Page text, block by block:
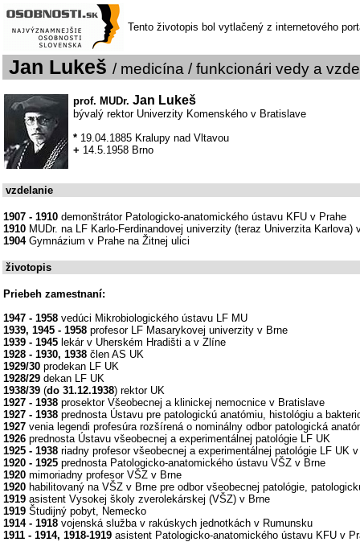
Tento životopis bol vytlačený z internetového
Jan Lukeš / medicína / funkcionári vedy a
prof. MUDr. Jan Lukeš
bývalý rektor Univerzity Komenského v Bratislave
* 19.04.1885 Kralupy nad Vltavou
+ 14.5.1958 Brno
vzdelanie
1907 - 1910 demonštrátor Patologicko-anatomického ústavu KFU v Prahe
1910 MUDr. na LF Karlo-Ferdinandovej univerzity (teraz Univerzita Karlova)
1904Gymnázium v Prahe na Žitnej ulici
životopis
Priebeh zamestnaní:
1947 - 1958 vedúci Mikrobiologického ústavu LF MU
1939, 1945 - 1958 profesor LF Masarykovej univerzity v Brne
1939 - 1945 lekár v Uherském Hradišti a v Zlíne
1928 - 1930, 1938 člen AS UK
1929/30 prodekan LF UK
1928/29 dekan LF UK
1938/39 (do 31.12.1938) rektor UK
1927 - 1938 prosektor Všeobecnej a klinickej nemocnice v Bratislave
1927 - 1938 prednosta Ústavu pre patologickú anatómiu, histológiu a
1927 venia legendi profesúra rozšírená o nominálny odbor patologická
1926 prednosta Ústavu všeobecnej a experimentálnej patológie LF UK
1925 - 1938 riadny profesor všeobecnej a experimentálnej patológie LF UK
1920 - 1925 prednosta Patologicko-anatomického ústavu VŠZ v Brne
1920 mimoriadny profesor VŠZ v Brne
1920 habilitovaný na VŠZ v Brne pre odbor všeobecnej patológie,
1919 asistent Vysokej školy zverolekárskej (VŠZ) v Brne
1919 Študijný pobyt, Nemecko
1914 - 1918 vojenská služba v rakúskych jednotkách v Rumunsku
1911 - 1914, 1918-1919 asistent Patologicko-anatomického ústavu KFU v